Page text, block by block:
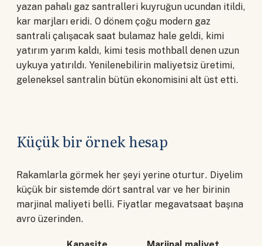
yazan pahalı gaz santralleri kuyruğun ucundan itildi,
kar marjları eridi. O dönem çoğu modern gaz
santrali çalışacak saat bulamaz hale geldi, kimi
yatırım yarım kaldı, kimi tesis mothball denen uzun
uykuya yatırıldı. Yenilenebilirin maliyetsiz üretimi,
geleneksel santralin bütün ekonomisini alt üst etti.
Küçük bir örnek hesap
Rakamlarla görmek her şeyi yerine oturtur. Diyelim
küçük bir sistemde dört santral var ve her birinin
marjinal maliyeti belli. Fiyatlar megavatsaat başına
avro üzerinden.